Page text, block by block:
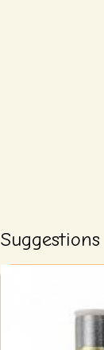
Suggestions